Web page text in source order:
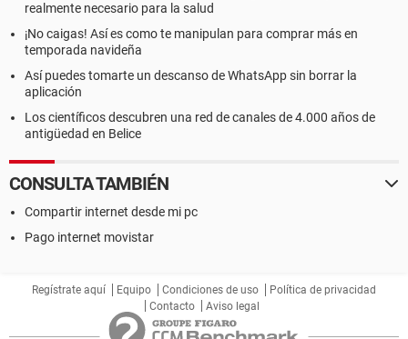
realmente necesario para la salud
¡No caigas! Así es como te manipulan para comprar más en
temporada navideña
Así puedes tomarte un descanso de WhatsApp sin borrar la
aplicación
Los científicos descubren una red de canales de 4.000 años de
antigüedad en Belice
CONSULTA TAMBIÉN
Compartir internet desde mi pc
Pago internet movistar
Regístrate aquí Equipo Condiciones de uso
Política de privacidad
Contacto
Aviso legal